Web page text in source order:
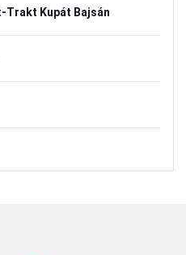
Trakt Kupát Bajsán